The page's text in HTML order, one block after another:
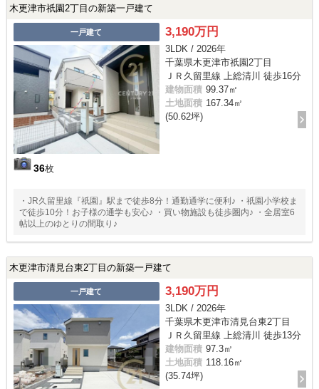
木更津市祇園2丁目の新築一戸建て
一戸建て
36枚
3,190万円
3LDK / 2026年
千葉県木更津市祇園2丁目
ＪＲ久留里線 上総清川 徒歩16分
建物面積 99.37㎡
土地面積 167.34㎡
(50.62坪)
・JR久留里線『祇園』駅まで徒歩8分！通勤通学に便利♪ ・祇園小学校ま
で徒歩10分！お子様の通学も安心♪ ・買い物施設も徒歩圏内♪ ・全居室6
帖以上のゆとりの間取り♪
木更津市清見台東2丁目の新築一戸建て
一戸建て 3,190万円
3LDK / 2026年
千葉県木更津市清見台東2丁目
ＪＲ久留里線 上総清川 徒歩13分
建物面積 97.3㎡
土地面積 118.16㎡
(35.74坪)